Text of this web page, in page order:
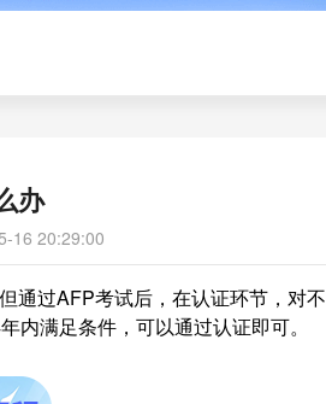
办
16 20:29:00
通过AFP考试后，在认证环节，对不
满足条件，可以通过认证即可。